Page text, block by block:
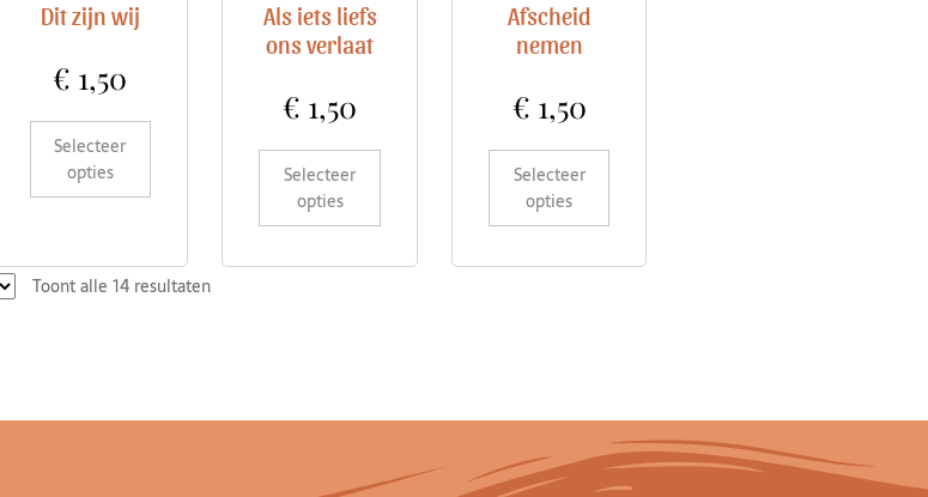
Dit zijn wij
€ 1,50
Selecteer
opties
Als iets liefs
ons verlaat
€ 1,50
Selecteer
opties
Afscheid
nemen
€ 1,50
Selecteer
opties
Toont alle 14 resultaten